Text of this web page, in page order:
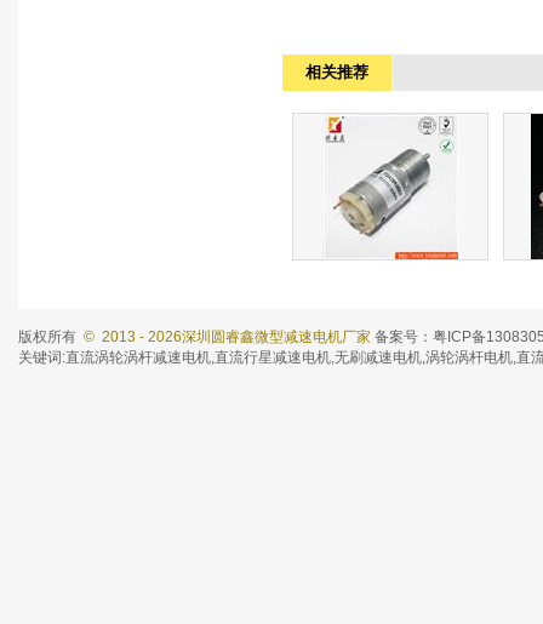
相关推荐
分类：按摩美容产品减速电机
分
版权所有 © 2013 - 2026深圳圆睿鑫微型减速电机厂家 备案号：粤ICP备
关键词:直流涡轮涡杆减速电机,直流行星减速电机,无刷减速电机,涡轮涡杆电机,直